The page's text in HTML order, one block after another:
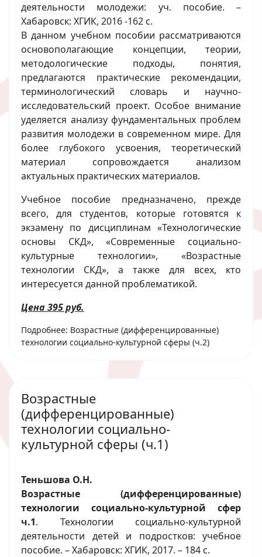
деятельности молодежи: уч. пособие. –
Хабаровск: ХГИК, 2016 -162 с.
В данном учебном пособии рассматриваются
основополагающие концепции, теории,
методологические подходы, понятия,
предлагаются практические рекомендации,
терминологический словарь и научно-
исследовательский проект. Особое внимание
уделяется анализу фундаментальных проблем
развития молодежи в современном мире. Для
более глубокого усвоения, теоретический
материал сопровождается анализом
актуальных практических материалов.
Учебное пособие предназначено, прежде
всего, для студентов, которые готовятся к
экзамену по дисциплинам «Технологические
основы СКД», «Современные социально-
культурные технологии», «Возрастные
технологии СКД», а также для всех, кто
интересуется данной проблематикой.
Цена 395 руб.
Подробнее: Возрастные (дифференцированные)
технологии социально-культурной сферы (ч.2)
Возрастные
(дифференцированные)
технологии социально-
культурной сферы (ч.1)
Теньшова О.Н.
Возрастные (дифференцированные)
технологии социально-культурной сфер
ч.1. Технологии социально-культурной
деятельности детей и подростков: учебное
пособие. – Хабаровск: ХГИК, 2017. – 184 с.